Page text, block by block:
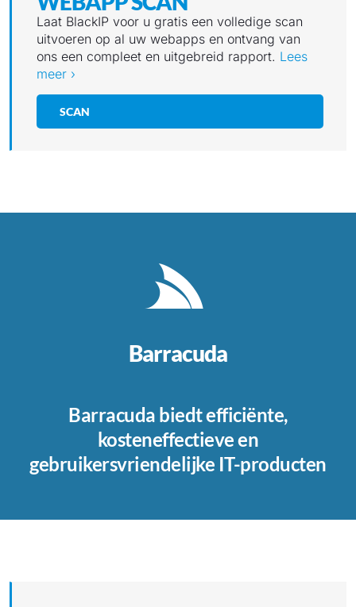
Laat BlackIP voor u gratis een volledige scan
uitvoeren op al uw webapps en ontvang van
ons een compleet en uitgebreid rapport. Lees
meer ›
SCAN
Barracuda
Barracuda biedt efficiënte,
kosteneffectieve en
gebruikersvriendelijke IT-producten